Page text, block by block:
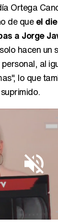
Ortega
de queel
a Jorge
hacen un
al
lo que
/